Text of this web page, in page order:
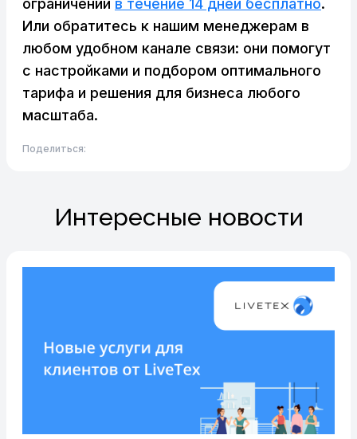
ограничений в течение 14 дней бесплатно.
Или обратитесь к нашим менеджерам в
любом удобном канале связи: они помогут
с настройками и подбором оптимального
тарифа и решения для бизнеса любого
масштаба.
Поделиться:
Интересные новости